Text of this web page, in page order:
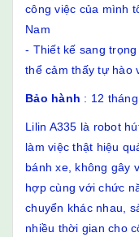
công việc của mình
Nam
- Thiết kế sang
thể cảm thấy tự hào
Bảo hành : 12
Lilin A335 là robot
làm việc thật hiệu
bánh xe, không gây
hợp cùng với chức
chuyển khác nhau,
nhiều thời gian cho